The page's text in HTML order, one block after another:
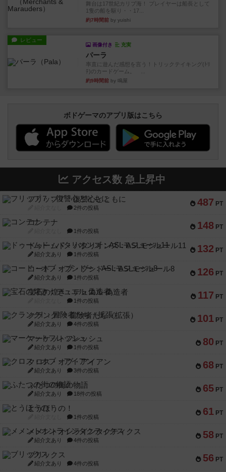
舞台は17世紀カリブ海！ プレイヤーは船長として
1隻の船を駆り・・17...
約7時間前 by yuishi
レビュー
画像付き 充実
パーラ
率直に遊んだ感想を言う！トリックテイキング(ﾄﾘ
ﾃ)のカードゲーム。 ...
約9時間前 by 鳴屋
ボドゲーマのアプリ版はこちら
アクセス数 急上昇中
487 PT
フリップ７：復讐心とともに
2件の投稿
148 PT
コンテナ
1件の投稿
132 PT
ドゥームド・バタリオンズ：ASLモジュール11
紹介文あり 1件の投稿
126 PT
コード・オブ・ブシドー：ASLモジュール8
紹介文あり 1件の投稿
117 PT
宝石の煌き：デュエル 偽造者
1件の投稿
101 PT
クランク! ：冒険者たち（拡張）
紹介文あり 4件の投稿
80 PT
マーケットフレッシュ
紹介文あり 1件の投稿
68 PT
クロス・オブ・アイアン
紹介文あり 3件の投稿
65 PT
ふたつの街の物語
紹介文あり 18件の投稿
61 PT
とうほうの！
1件の投稿
58 PT
メメントオンラインタクティクス
紹介文あり 4件の投稿
56 PT
ブリックス
紹介文あり 4件の投稿